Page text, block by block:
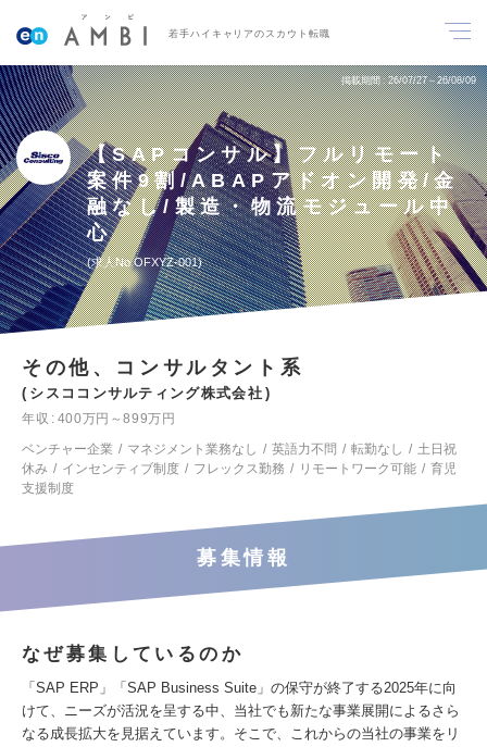
若手ハイキャリアのスカウト転職
掲載期間 26/07/27～26/08/09
【SAPコンサル】フルリモート
案件9割/ABAPアドオン開発/金
融なし/製造・物流モジュール中
心
求人No.OFXYZ-001
その他、コンサルタント系
シスココンサルティング株式会社
年収
400万円～899万円
ベンチャー企業
マネジメント業務なし 英語力不問 転勤なし
土日祝
休み
インセンティブ制度 フレックス勤務 リモートワーク可能
育児
支援制度
募集情報
なぜ募集しているのか
「SAP ERP」「SAP Business Suite」の保守が終了する2025年に向
けて、ニーズが活況を呈する中、当社でも新たな事業展開によるさら
なる成長拡大を見据えています。そこで、これからの当社の事業をリ